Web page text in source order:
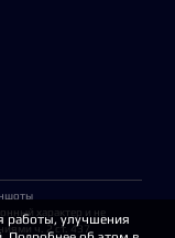
характер и не
ч. 2 ст. 437
работы, улучшения